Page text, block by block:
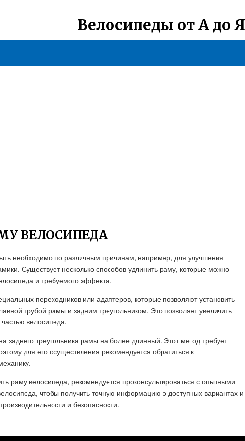
Велосипеды от А до Я
ВЕЛОСИПЕДА
необходимо по различным причинам, например, для улучшения
Существует несколько способов удлинить раму, которые можно
и требуемого эффекта.
переходников или адаптеров, которые позволяют установить
трубой рамы и задним треугольником. Это позволяет увеличить
велосипеда.
заднего треугольника рамы на более длинный. Этот метод требует
для его осуществления рекомендуется обратиться к
раму велосипеда, рекомендуется проконсультироваться с опытными
чтобы получить точную информацию о доступных вариантах и
и безопасности.